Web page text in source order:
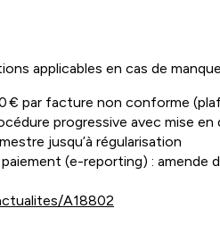
applicables en cas de
€ par facture non conforme
progressive avec mise en
jusqu’à régularisation
(e-reporting) : amende
A18802